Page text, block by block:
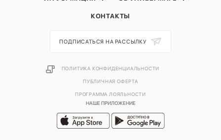
КОНТАКТЫ
НАШЕ ПРИЛОЖЕНИЕ
ПОДПИСАТЬСЯ НА РАССЫЛКУ
ПОЛИТИКА КОНФИДЕНЦИАЛЬНОСТИ
ПУБЛИЧНАЯ ОФЕРТА
ПРОГРАММА ЛОЯЛЬНОСТИ